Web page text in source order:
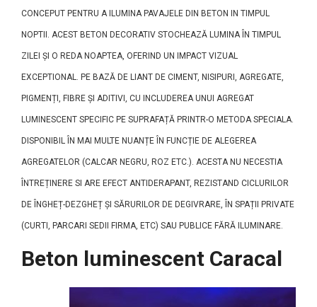
CONCEPUT PENTRU A ILUMINA PAVAJELE DIN BETON IN TIMPUL
NOPTII. ACEST BETON DECORATIV STOCHEAZĂ LUMINA ÎN TIMPUL
ZILEI ȘI O REDA NOAPTEA, OFERIND UN IMPACT VIZUAL
EXCEPTIONAL. PE BAZĂ DE LIANT DE CIMENT, NISIPURI, AGREGATE,
PIGMENȚI, FIBRE ȘI ADITIVI, CU INCLUDEREA UNUI AGREGAT
LUMINESCENT SPECIFIC PE SUPRAFAȚĂ PRINTR-O METODA SPECIALA.
DISPONIBIL ÎN MAI MULTE NUANȚE ÎN FUNCȚIE DE ALEGEREA
AGREGATELOR (CALCAR NEGRU, ROZ ETC.). ACESTA NU NECESTIA
ÎNTREȚINERE SI ARE EFECT ANTIDERAPANT, REZISTAND CICLURILOR
DE ÎNGHEȚ-DEZGHEȚ ȘI SĂRURILOR DE DEGIVRARE, ÎN SPAȚII PRIVATE
(CURTI, PARCARI SEDII FIRMA, ETC) SAU PUBLICE FĂRĂ ILUMINARE.
Beton luminescent Caracal